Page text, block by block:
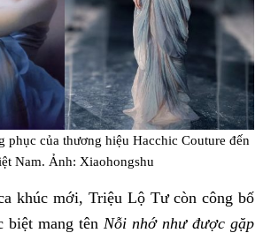
phục của thương hiệu Hacchic Couture đến
Nam. Ảnh: Xiaohongshu
khúc mới, Triệu Lộ Tư còn công bố
biệt mang tên Nỗi nhớ như được gặp